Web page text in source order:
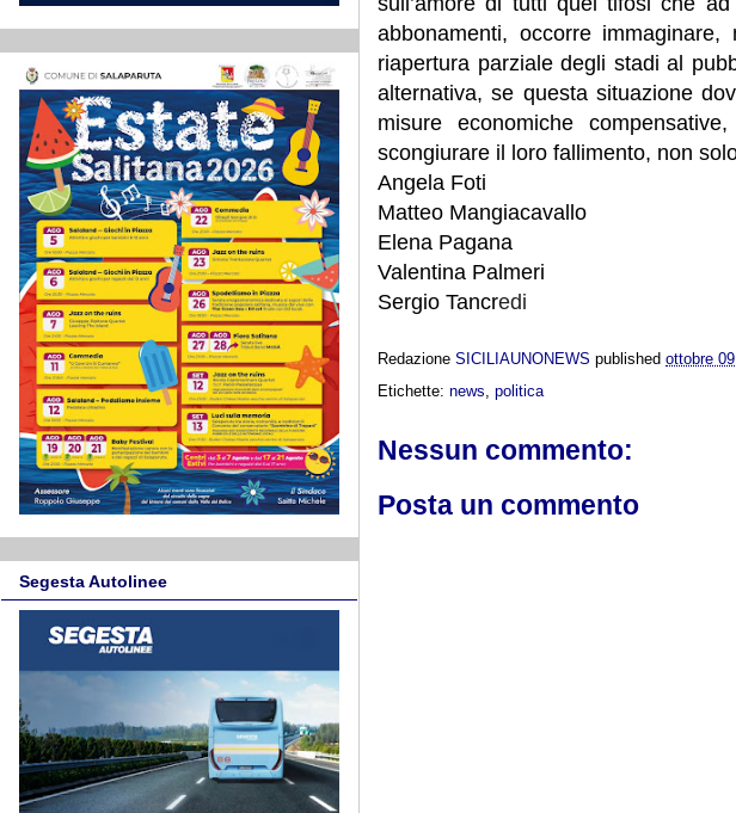
abbonamenti, occorre
riapertura parziale degli stadi al
alternativa, se questa situazione
misure economiche
scongiurare il loro fallimento, non
Angela Foti
Matteo Mangiacavallo
Elena Pagana
Valentina Palmeri
Sergio Tancredi
Redazione SICILIAUNONEWS published ottobre
Etichette: news politica
Nessun commento:
Posta un commento
Segesta Autolinee